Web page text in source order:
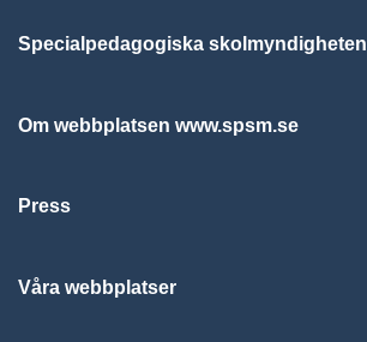
Specialpedagogiska skolmyndigheten
Om webbplatsen www.spsm.se
Press
Våra webbplatser